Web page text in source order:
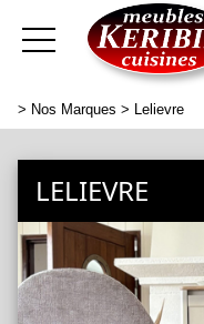
> Nos Marques > Lelievre
LELIEVRE